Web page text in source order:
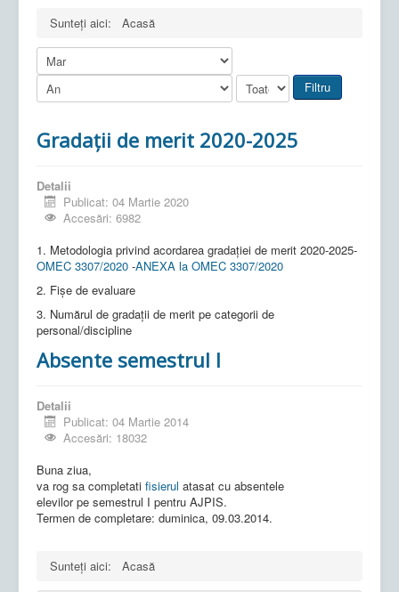
Sunteți aici:
Acasă
Filtru
Gradații de merit 2020-2025
Detalii
Publicat: 04 Martie 2020
Accesări: 6982
1. Metodologia privind acordarea gradației de merit 2020-2025-
OMEC 3307/2020 -ANEXA la OMEC 3307/2020
2. Fișe de evaluare
3. Numărul de gradații de merit pe categorii de
personal/discipline
Absente semestrul I
Detalii
Publicat: 04 Martie 2014
Accesări: 18032
Buna ziua,
va rog sa completati fisierul atasat cu absentele
elevilor pe semestrul I pentru AJPIS.
Termen de completare: duminica, 09.03.2014.
Sunteți aici: Acasă